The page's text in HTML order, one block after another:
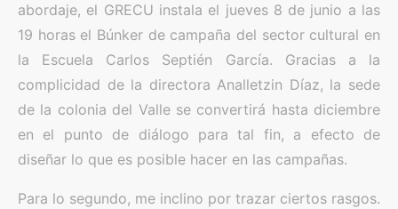
abordaje, el GRECU instala el jueves 8 de junio a las
19 horas el Búnker de campaña del sector cultural en
la Escuela Carlos Septién García. Gracias a la
complicidad de la directora Analletzin Díaz, la sede
de la colonia del Valle se convertirá hasta diciembre
en el punto de diálogo para tal fin, a efecto de
diseñar lo que es posible hacer en las campañas.
Para lo segundo, me inclino por trazar ciertos rasgos.